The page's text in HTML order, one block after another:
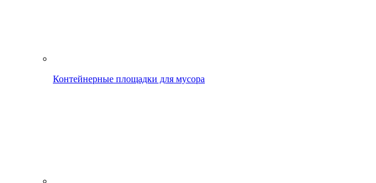
Контейнерные площадки для мусора